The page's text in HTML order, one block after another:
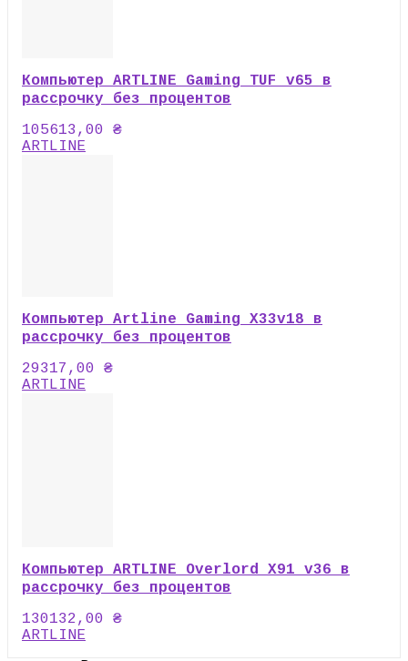
Компьютер ARTLINE Gaming TUF v65 в
рассрочку без процентов
105613,00 ₴
ARTLINE
Компьютер Artline Gaming X33v18 в
рассрочку без процентов
29317,00 ₴
ARTLINE
Компьютер ARTLINE Overlord X91 v36 в
рассрочку без процентов
130132,00 ₴
ARTLINE